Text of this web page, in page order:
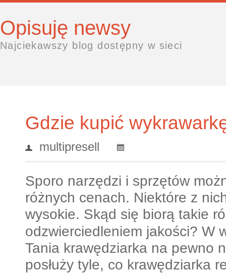
Opisuję newsy
Najciekawszy blog dostępny w sieci
Gdzie kupić
multipresell
Sporo narzędzi i sprzętów
różnych cenach. Niektóre z
wysokie. Skąd się biorą takie
odzwierciedleniem jakości? W
Tania krawędziarka na pewno
posłuży tyle, co krawędziarka